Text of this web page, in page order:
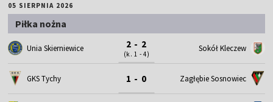
05 SIERPNIA 2026
Piłka nożna
Unia Skierniewice 2 - 2
(k. 1 - 4)
Sokół Kleczew
GKS Tychy 1 - 0 Zagłębie Sosnowiec